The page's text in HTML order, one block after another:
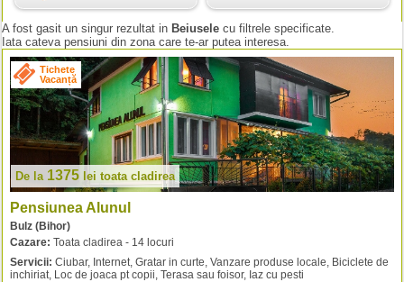
A fost gasit un singur rezultat in Beiusele cu filtrele specificate.
Iata cateva pensiuni din zona care te-ar putea interesa.
Tichete
Vacanță
De la 1375 lei toata cladirea
Pensiunea Alunul
Bulz (Bihor)
Cazare: Toata cladirea - 14 locuri
Servicii: Ciubar, Internet, Gratar in curte, Vanzare produse locale, Biciclete de
inchiriat, Loc de joaca pt copii, Terasa sau foisor, Iaz cu pesti